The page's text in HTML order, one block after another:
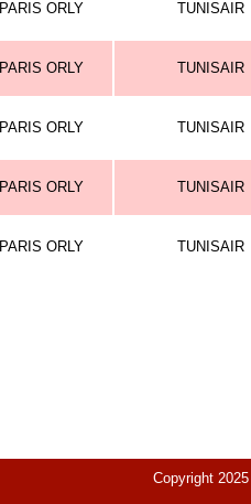
PARIS ORLY TUNISAIR
PARIS ORLY TUNISAIR
PARIS ORLY TUNISAIR
PARIS ORLY TUNISAIR
PARIS ORLY TUNISAIR
Copyright 2025